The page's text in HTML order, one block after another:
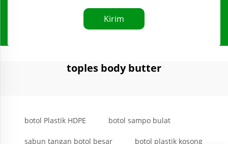
Kirim
toples body butter
botol Plastik HDPE botol sampo bulat
sabun tangan botol besar botol plastik kosong